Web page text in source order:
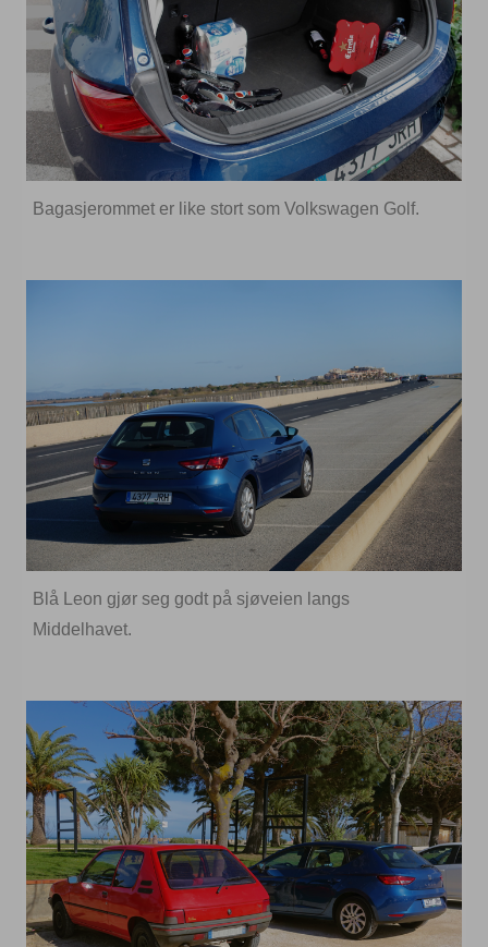
Bagasjerommet er like stort som Volkswagen Golf.
Blå Leon gjør seg godt på sjøveien langs
Middelhavet.